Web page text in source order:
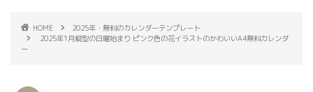
HOME
2025年・無料のカレンダーテンプレート
2025年1月縦型の日曜始まり ピンク色の花イラストのかわいいA4無料カレンダ
ー